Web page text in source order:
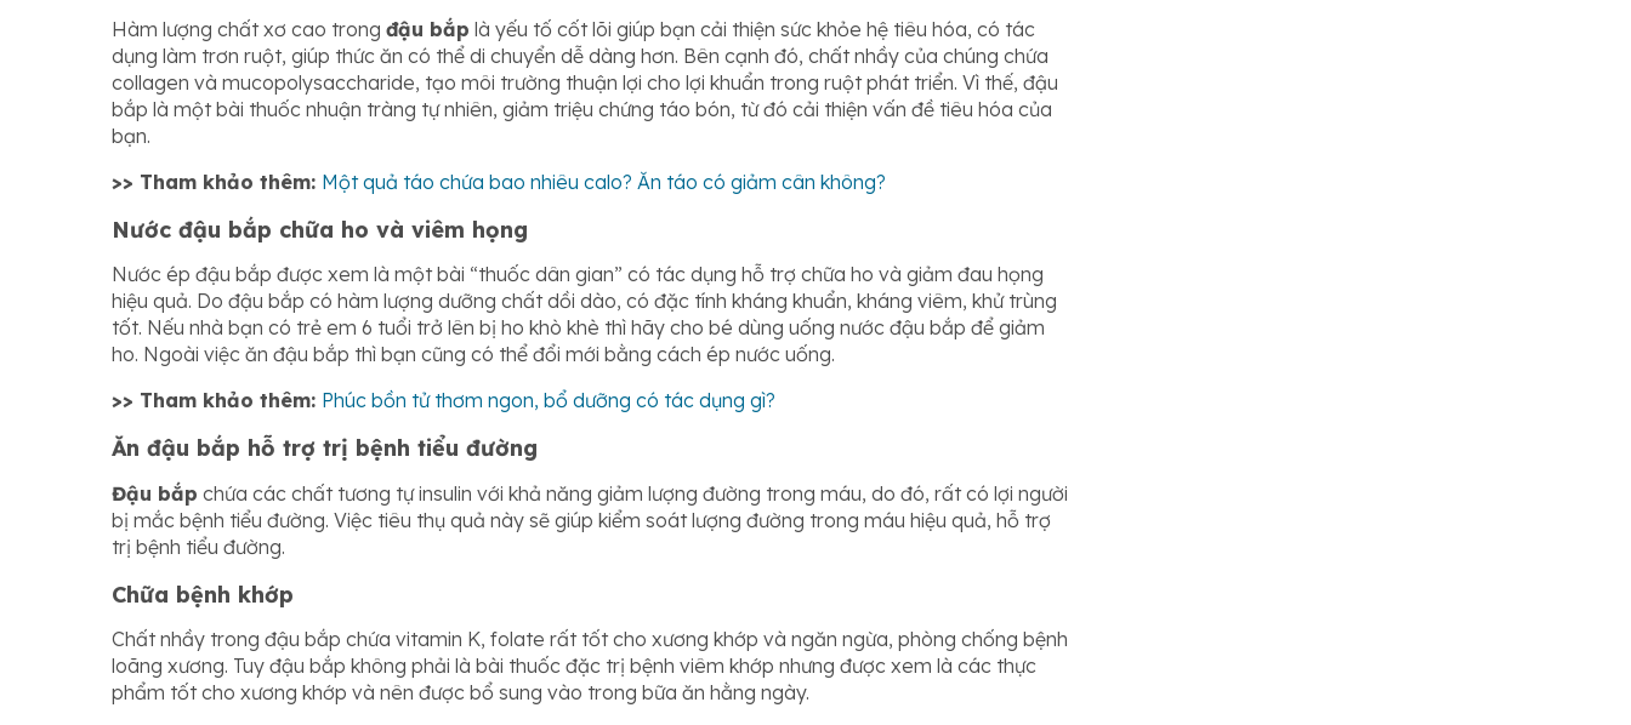
Hàm lượng chất xơ cao trong đậu bắp là yếu tố cốt lõi giúp bạn cải thiện sức khỏe hệ tiêu hóa, có tác
dụng làm trơn ruột, giúp thức ăn có thể di chuyển dễ dàng hơn. Bên cạnh đó, chất nhầy của chúng chứa
collagen và mucopolysaccharide, tạo môi trường thuận lợi cho lợi khuẩn trong ruột phát triển. Vì thế, đậu
bắp là một bài thuốc nhuận tràng tự nhiên, giảm triệu chứng táo bón, từ đó cải thiện vấn đề tiêu hóa của
bạn.
>> Tham khảo thêm: Một quả táo chứa bao nhiêu calo? Ăn táo có giảm cân không?
Nước đậu bắp chữa ho và viêm họng
Nước ép đậu bắp được xem là một bài “thuốc dân gian” có tác dụng hỗ trợ chữa ho và giảm đau họng
hiệu quả. Do đậu bắp có hàm lượng dưỡng chất dồi dào, có đặc tính kháng khuẩn, kháng viêm, khử trùng
tốt. Nếu nhà bạn có trẻ em 6 tuổi trở lên bị ho khò khè thì hãy cho bé dùng uống nước đậu bắp để giảm
ho. Ngoài việc ăn đậu bắp thì bạn cũng có thể đổi mới bằng cách ép nước uống.
>> Tham khảo thêm: Phúc bồn tử thơm ngon, bổ dưỡng có tác dụng gì?
Ăn đậu bắp hỗ trợ trị bệnh tiểu đường
Đậu bắp chứa các chất tương tự insulin với khả năng giảm lượng đường trong máu, do đó, rất có lợi người
bị mắc bệnh tiểu đường. Việc tiêu thụ quả này sẽ giúp kiểm soát lượng đường trong máu hiệu quả, hỗ trợ
trị bệnh tiểu đường.
Chữa bệnh khớp
Chất nhầy trong đậu bắp chứa vitamin K, folate rất tốt cho xương khớp và ngăn ngừa, phòng chống bệnh
loãng xương. Tuy đậu bắp không phải là bài thuốc đặc trị bệnh viêm khớp nhưng được xem là các thực
phẩm tốt cho xương khớp và nên được bổ sung vào trong bữa ăn hằng ngày.